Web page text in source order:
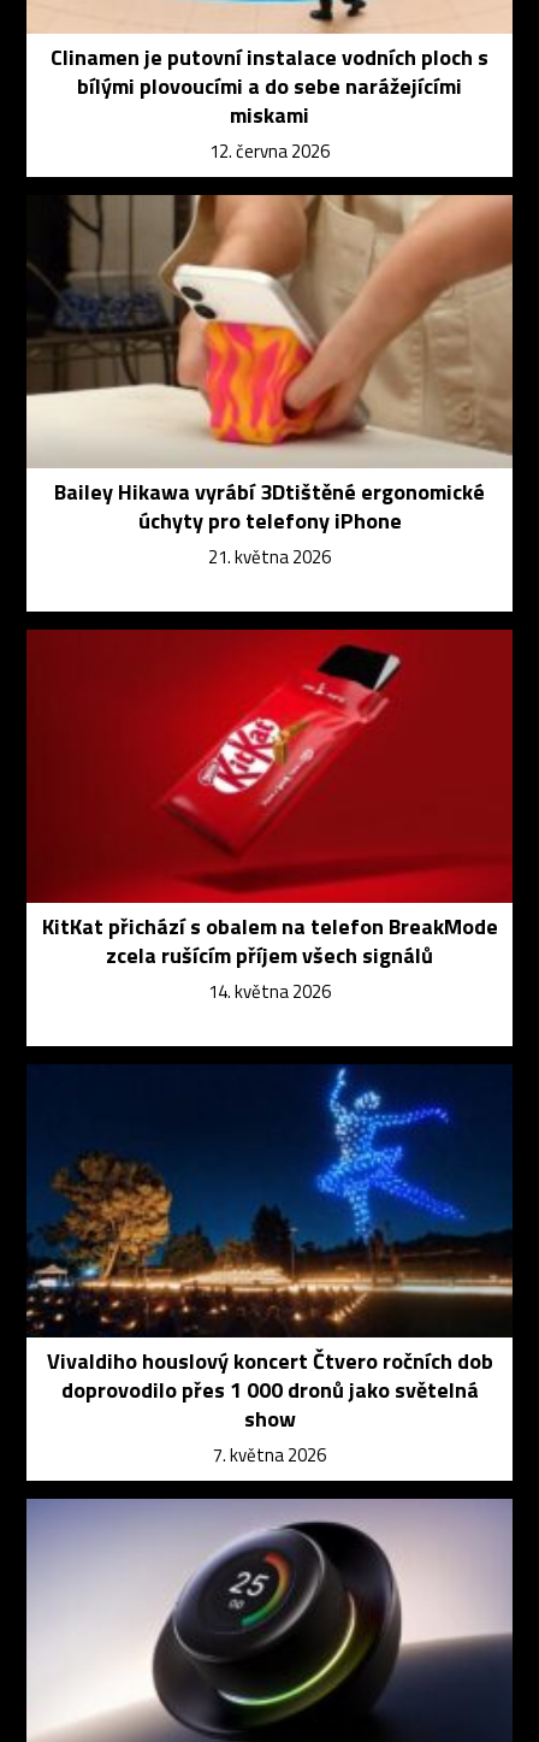
Clinamen je putovní instalace vodních ploch s
bílými plovoucími a do sebe narážejícími
miskami
12. června 2026
Bailey Hikawa vyrábí 3Dtištěné ergonomické
úchyty pro telefony iPhone
21. května 2026
KitKat přichází s obalem na telefon BreakMode
zcela rušícím příjem všech signálů
14. května 2026
Vivaldiho houslový koncert Čtvero ročních dob
doprovodilo přes 1 000 dronů jako světelná
show
7. května 2026